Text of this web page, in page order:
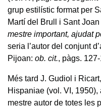
grup estilístic format per
Martí del Brull i Sant
mestre important, ajudat
seria l’autor del conjunt
Pijoan: ob. cit., pàgs.
Més tard J. Gudiol i
Hispaniae (vol. VI, 1950),
mestre autor de totes les